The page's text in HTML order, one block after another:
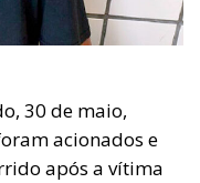
30 de maio,
acionados e
após a vítima